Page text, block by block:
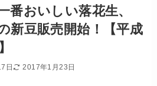
番おいしい落花生、
新豆販売開始！【平成
日 2017年1月23日